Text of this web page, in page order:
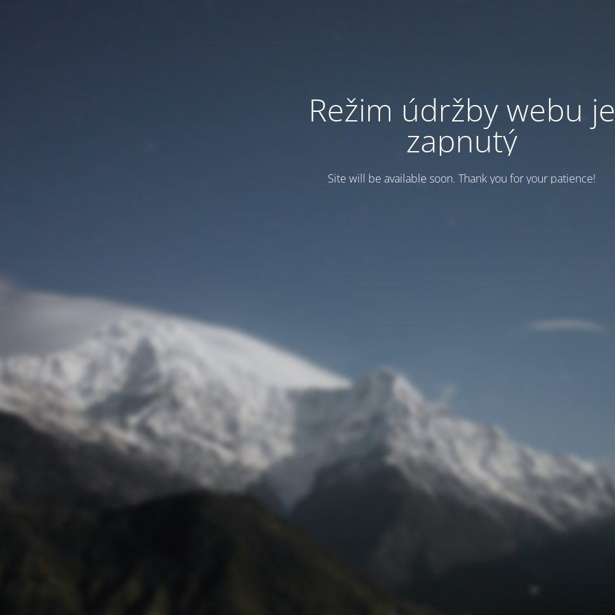
Režim údržby webu je
zapnutý
Site will be available soon. Thank you for your patience!